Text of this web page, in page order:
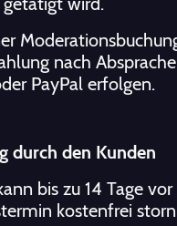
nach
PayPal erfolgen.
durch den Kunden
bis zu 14 Tage
kostenfrei